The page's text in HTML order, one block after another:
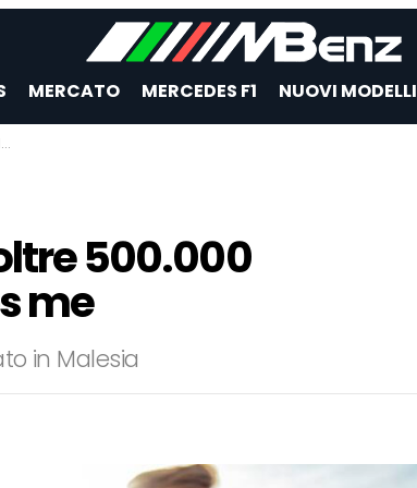
MERCATO MERCEDES F1 NUOVI MODELLI
500.000
me
in Malesia